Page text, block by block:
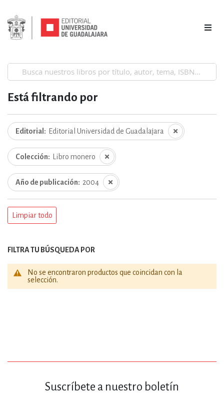
No se encontraron productos que coincidan con la
selección.
Está filtrando por
Editorial Editorial Universidad de Guadalajara
Colección Libro monero
Año de publicación 2004
Limpiar todo
FILTRA TU BÚSQUEDA POR
Suscríbete a nuestro boletín